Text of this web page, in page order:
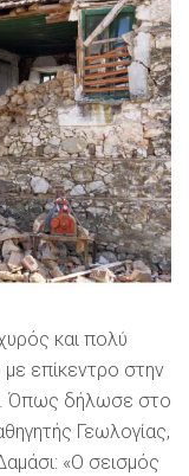
και πολύ
επίκεντρο στην
Όπως δήλωσε στο
Γεωλογίας,
«Ο σεισμός